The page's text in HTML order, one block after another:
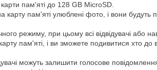
пам'яті до 128 GB MicroSD.
пам'яті улюблені фото, і вони будуть
режиму, при цьому всі відвідувачі або
пам'яті, і ви зможете подивитися хто до
можуть залишити голосове